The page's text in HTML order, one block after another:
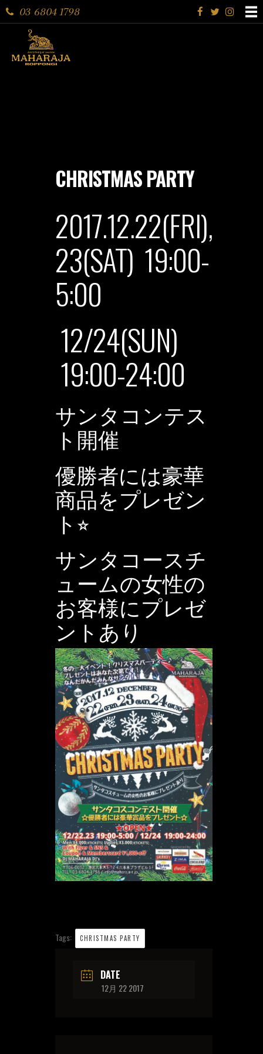
03 6804 1798
CHRISTMAS PARTY
2017.12.22(FRI),
23(SAT) 19:00-
5:00
12/24(SUN)
19:00-24:00
サンタコンテス
ト開催
優勝者には豪華
商品をプレゼン
ト⭐︎
サンタコースチ
ュームの女性の
お客様にプレゼ
ントあり
Tags: CHRISTMAS PARTY
DATE
12月 22 2017